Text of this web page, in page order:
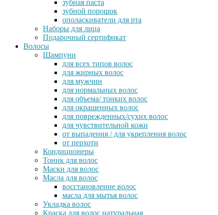
зубная паста
зубной порошок
ополаскиватели для рта
Наборы для лица
Подарочный сертификат
Волосы
Шампуни
для всех типов волос
для жирных волос
для мужчин
для нормальных волос
для объема/ тонких волос
для окрашенных волос
для поврежденных/сухих волос
для чувствительной кожи
от выпадения / для укрепления волос
от перхоти
Кондиционеры
Тоник для волос
Маски для волос
Масла для волос
восстановление волос
масла для мытья волос
Укладка волос
Краска для волос натуральная